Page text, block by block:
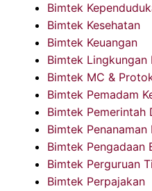
Bimtek
Bimtek Kesehatan
Bimtek Keuangan
Bimtek Lingkungan
Bimtek MC &
Bimtek Pemadam
Bimtek Pemerintah
Bimtek Penanaman
Bimtek Pengadaan
Bimtek Perguruan
Bimtek Perpajakan